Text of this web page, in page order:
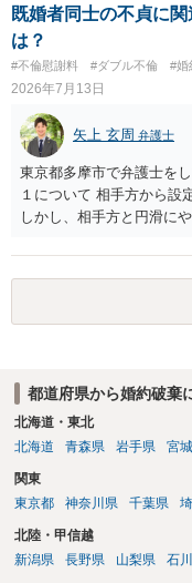
う。
既婚者同士の不貞に
は？
#不倫慰謝料 #ダブル不倫 #婚
2026年7月13日
矢上 玄周 弁護士
東京都多摩市で弁護士を
１について 相手方から設
しかし、相手方と円滑に
が、期限を守らないのも
から連絡するので少々お
こともあります。 ２につ
は、法的には別の議論で
負担割合が高くなり、婚
能性もないわけではあり
ないので、既婚者同士の
際には、清算条項という
を定めることによって、
い」ことを双方が誓約す
答ができるかと存じます
都道府県から婚約破棄
北海道・東北
北海道
青森県 岩手県 宮
関東
東京都
神奈川県 千葉県
北陸・甲信越
新潟県
長野県 山梨県 石